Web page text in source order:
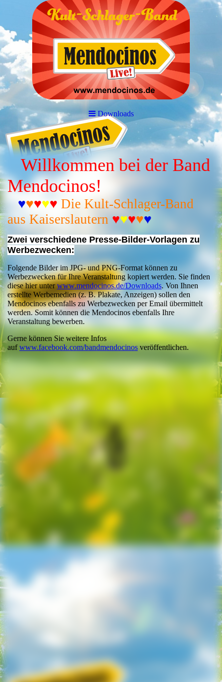
Downloads
Willkommen bei der Band
Mendocinos!
♥♥♥♥♥ Die Kult-Schlager-Band
aus Kaiserslautern ♥♥♥♥♥
Zwei verschiedene Presse-Bilder-Vorlagen zu
Werbezwecken:
Folgende Bilder im JPG- und PNG-Format können zu
Werbezwecken für Ihre Veranstaltung kopiert werden. Sie finden
diese hier unterwww.mendocinos.de/Downloads. Von Ihnen
erstellte Werbemedien (z. B. Plakate, Anzeigen) sollen den
Mendocinos ebenfalls zu Werbezwecken per Email übermittelt
werden. Somit können die Mendocinos ebenfalls Ihre
Veranstaltung bewerben.
Gerne können Sie weitere Infos
aufwww.facebook.com/bandmendocinos veröffentlichen.